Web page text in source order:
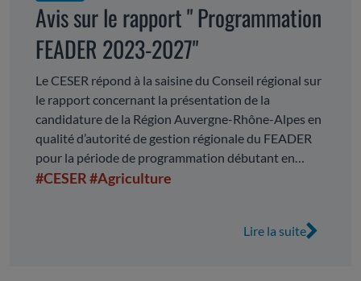
Avis sur le rapport " Programmation
FEADER 2023-2027"
Le CESER répond à la saisine du Conseil régional sur
le rapport concernant la présentation de la
candidature de la Région Auvergne-Rhône-Alpes en
qualité d’autorité de gestion régionale du FEADER
pour la période de programmation débutant en
2023 et la « programmation FEADER 2023-2027 »
#CESER#Agriculture
Lire la suite